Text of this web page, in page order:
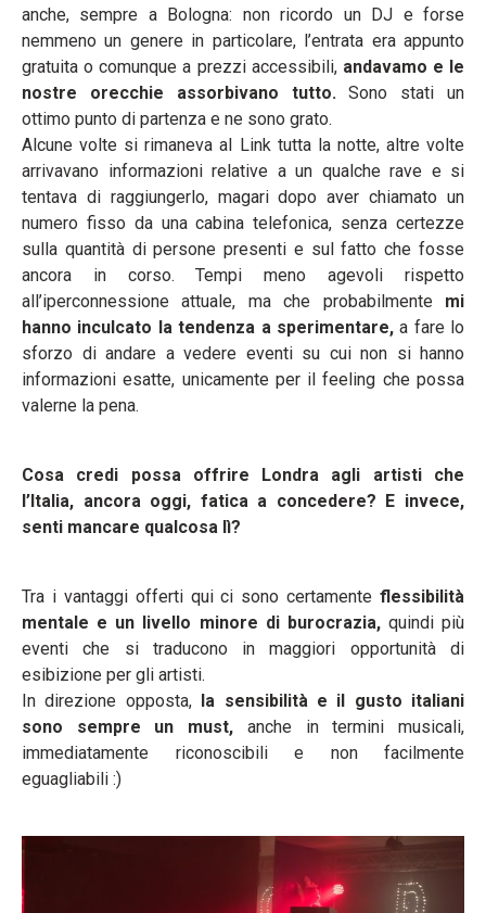
anche, sempre a Bologna: non ricordo un DJ e forse
nemmeno un genere in particolare, l’entrata era appunto
gratuita o comunque a prezzi accessibili, andavamo e le
nostre orecchie assorbivano tutto. Sono stati un
ottimo punto di partenza e ne sono grato.
Alcune volte si rimaneva al Link tutta la notte, altre volte
arrivavano informazioni relative a un qualche rave e si
tentava di raggiungerlo, magari dopo aver chiamato un
numero fisso da una cabina telefonica, senza certezze
sulla quantità di persone presenti e sul fatto che fosse
ancora in corso. Tempi meno agevoli rispetto
all’iperconnessione attuale, ma che probabilmente mi
hanno inculcato la tendenza a sperimentare,a fare lo
sforzo di andare a vedere eventi su cui non si hanno
informazioni esatte, unicamente per il feeling che possa
valerne la pena.
Cosa credi possa offrire Londra agli artisti che
l’Italia, ancora oggi, fatica a concedere? E invece,
senti mancare qualcosa lì?
Tra i vantaggi offerti qui ci sono certamente flessibilità
mentale e un livello minore di burocrazia, quindi più
eventi che si traducono in maggiori opportunità di
esibizione per gli artisti.
In direzione opposta, la sensibilità e il gusto italiani
sono sempre un must, anche in termini musicali,
immediatamente riconoscibili e non facilmente
eguagliabili :)